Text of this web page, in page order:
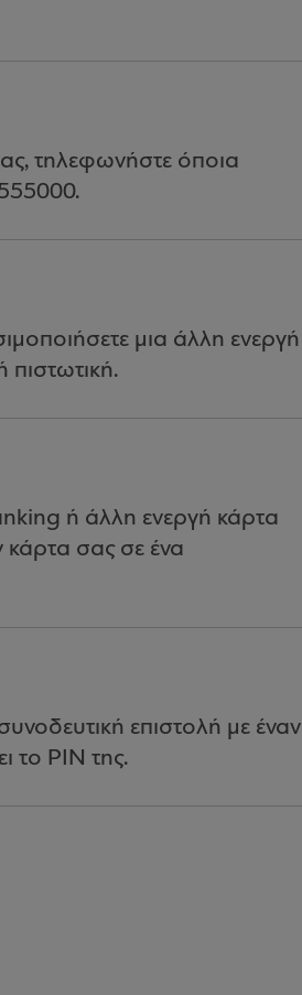
τηλεφωνήστε όποια
μια άλλη ενεργή
ή άλλη ενεργή κάρτα
κάρτα σας σε ένα
επιστολή με έναν
το PIN της.